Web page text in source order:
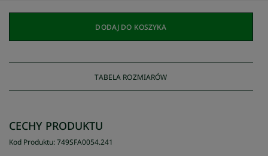
DODAJ DO KOSZYKA
TABELA ROZMIARÓW
CECHY PRODUKTU
Kod Produktu:749SFA0054.241